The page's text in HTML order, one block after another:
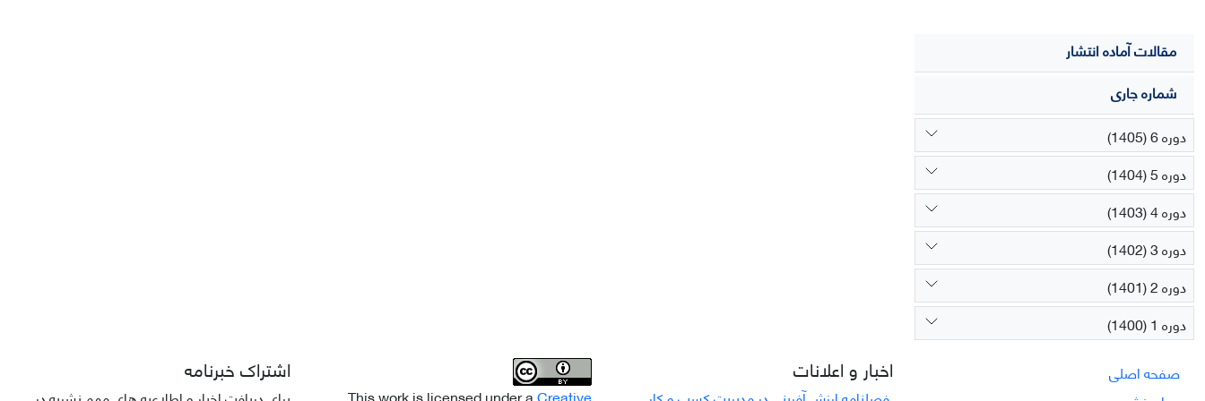
مقالات آماده انتشار
شماره جاری
دوره 6 (1405)
دوره 5 (1404)
دوره 4 (1403)
دوره 3 (1402)
دوره 2 (1401)
دوره 1 (1400)
صفحه اصلی
اخبار و اعلانات اشتراک خبرنامه